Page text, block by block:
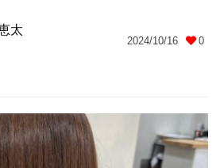
太
2024/10/16 0